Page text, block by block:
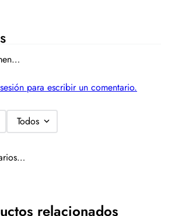
ideal para quienes buscan una tablet
para escribir un comentario.
Todos
relacionados